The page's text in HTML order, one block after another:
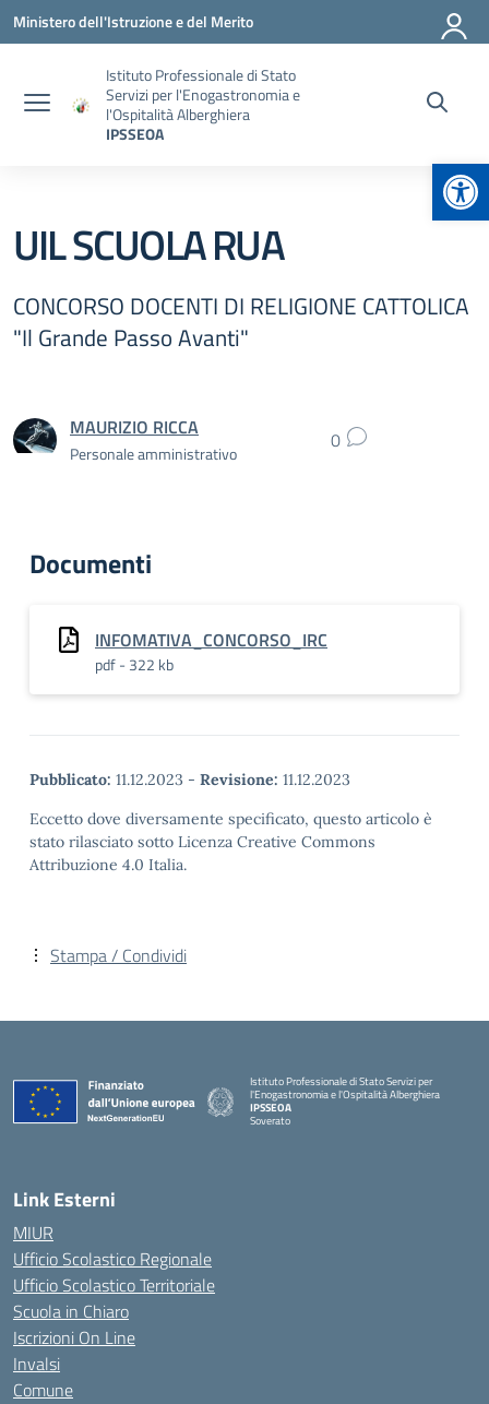
Vai ai contenuti
Vai al menu di navigazione
Vai al footer
Ministero dell'Istruzione e del Merito
Istituto Professionale di Stato
Servizi per l'Enogastronomia e
l'Ospitalità Alberghiera
IPSSEOA
UIL SCUOLA RUA
CONCORSO DOCENTI DI RELIGIONE CATTOLICA
"Il Grande Passo Avanti"
MAURIZIO RICCA
Personale amministrativo 0
Documenti
INFOMATIVA_CONCORSO_IRC
pdf - 322 kb
Pubblicato: 11.12.2023 - Revisione: 11.12.2023
Eccetto dove diversamente specificato, questo articolo è
stato rilasciato sotto Licenza Creative Commons
Attribuzione 4.0 Italia.
Stampa / Condividi
Istituto Professionale di Stato Servizi per
l'Enogastronomia e l'Ospitalità Alberghiera
IPSSEOA
Soverato
Link Esterni
MIUR
Ufficio Scolastico Regionale
Ufficio Scolastico Territoriale
Scuola in Chiaro
Iscrizioni On Line
Invalsi
Comune